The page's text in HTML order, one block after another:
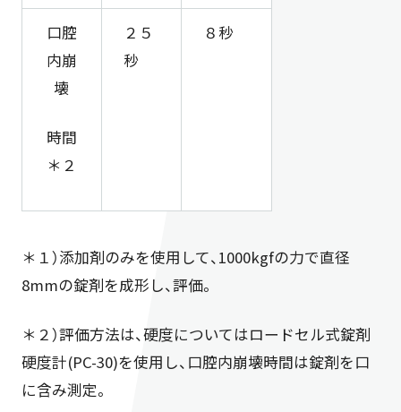
口腔
内崩
壊
時間
＊２
２５
秒
８秒
＊１）添加剤のみを使用して、1000kgfの力で直径
8mmの錠剤を成形し、評価。
＊２）評価方法は、硬度についてはロードセル式錠剤
硬度計(PC-30)を使用し、口腔内崩壊時間は錠剤を口
に含み測定。